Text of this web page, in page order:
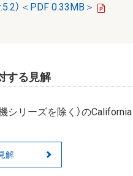
）＜PDF 0.33MB＞
する見解
シリーズを除く）の
解